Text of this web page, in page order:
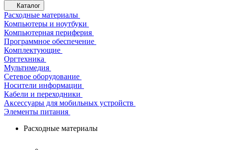
Каталог
Расходные материалы
Компьютеры и ноутбуки
Компьютерная периферия
Программное обеспечение
Комплектующие
Оргтехника
Мультимедия
Сетевое оборудование
Носители информации
Кабели и переходники
Аксессуары для мобильных устройств
Элементы питания
Расходные материалы